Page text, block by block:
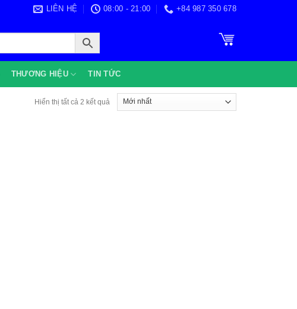
LIÊN HỆ 08:00 - 21:00 +84 987 350 678
THƯƠNG HIỆU TIN TỨC
Hiển thị tất cả 2 kết quả Được
sắp